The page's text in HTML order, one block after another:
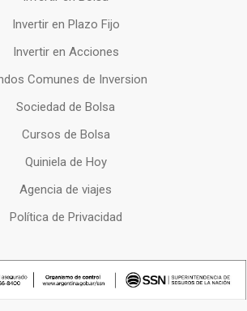
Invertir en Plazo Fijo
Invertir en Acciones
Comunes de Inversion
Sociedad de Bolsa
Cursos de Bolsa
Quiniela de Hoy
Agencia de viajes
Política de Privacidad